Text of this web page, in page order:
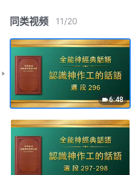
同类视频 11/20
6:48